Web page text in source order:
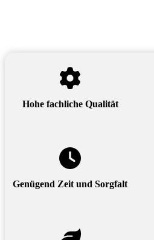
Hohe fachliche Qualität
Genügend Zeit und Sorgfalt